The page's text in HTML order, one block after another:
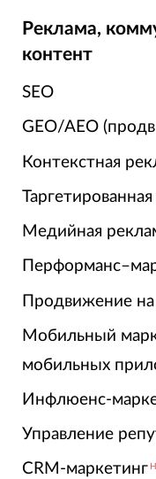
Реклама,
контент
SEO
GEO/AEO
Контекстная
Медийная
Продвижение на
Мобильный
мобильных
Инфлюенс-
Управление
CRM-маркетинг